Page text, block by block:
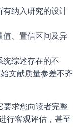
有纳入研究的设计
、置信区间及异
综述存在的不
文献质量参差不齐
求您向读者完整
行客观评估，甚至